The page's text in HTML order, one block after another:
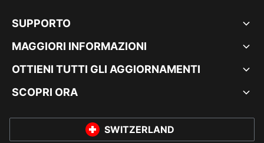
SUPPORTO
MAGGIORI INFORMAZIONI
OTTIENI TUTTI GLI AGGIORNAMENTI
SCOPRI ORA
SWITZERLAND